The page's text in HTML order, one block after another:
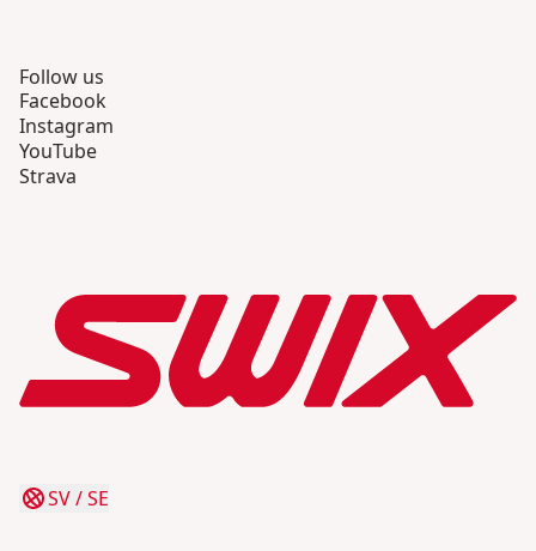
Follow us
Facebook
Instagram
YouTube
Strava
SV/SE